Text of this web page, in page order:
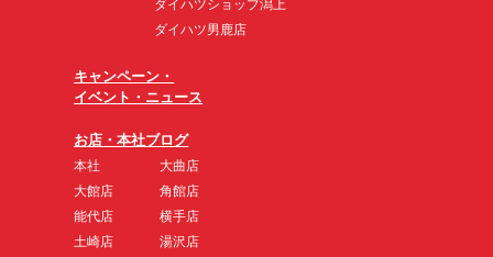
ダイハツショップ潟上
ダイハツ男鹿店
キャンペーン・
イベント・ニュース
お店・本社ブログ
本社
大館店
能代店
土崎店
大曲店
角館店
横手店
湯沢店